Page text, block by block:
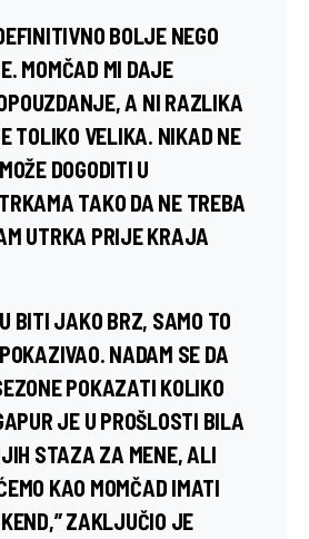
BOLJE NEGO
MOMČAD MI DAJE
A NI RAZLIKA
TOLIKO VELIKA. NIKAD NE
DOGODITI U
TAKO DA NE TREBA
UTRKA PRIJE KRAJA
BITI JAKO BRZ, SAMO TO
NADAM SE DA
POKAZATI KOLIKO
JE U PROŠLOSTI BILA
STAZA ZA MENE, ALI
KAO MOMČAD IMATI
ZAKLJUČIO JE